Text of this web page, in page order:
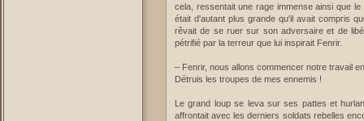
cela, ressentait une rage immense ainsi que
était d'autant plus grande qu'il avait compris
rêvait de se ruer sur son adversaire et de
pétrifié par la terreur que lui inspirait Fenrir.
– Fenrir, nous allons commencer notre travail
Détruis les troupes de mes ennemis !
Le grand loup se leva sur ses pattes et
affrontait avec les derniers soldats rebelles